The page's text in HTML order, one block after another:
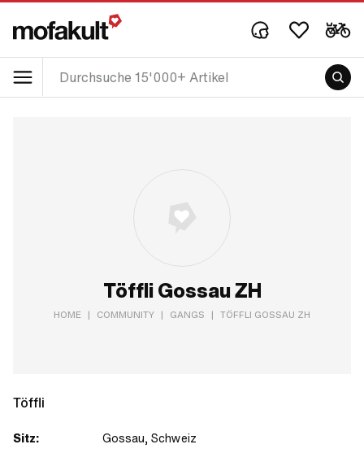
Töffli Gossau ZH
HOME | COMMUNITY | GANGS | TÖFFLI GOSSAU ZH
Töffli
Sitz:
Gossau, Schweiz